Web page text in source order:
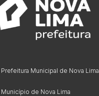
Prefeitura Municipal de Nova Lima
Município de Nova Lima